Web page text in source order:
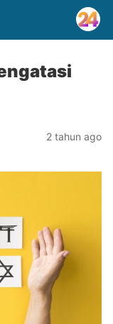
2 tahun ago